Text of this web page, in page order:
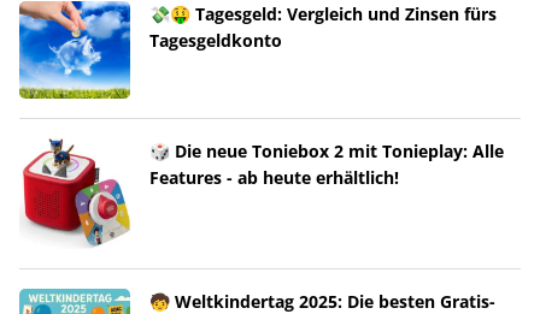
💸🤑 Tagesgeld: Vergleich und Zinsen fürs
Tagesgeldkonto
🎲 Die neue Toniebox 2 mit Tonieplay: Alle
Features - ab heute erhältlich!
🧒 Weltkindertag 2025: Die besten Gratis-